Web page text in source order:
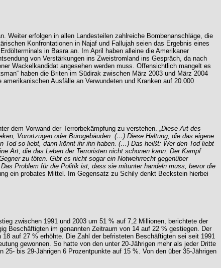
Weiter erfolgen in allen Landesteilen zahlreiche Bombenanschläge, die
Konfrontationen in Najaf und Fallujah seien das Ergebnis eines
in Basra an. Im April haben alleine die Amerikaner
von Verstärkungen ins Zweistromland ins Gespräch, da nach
Wackelkandidat angesehen werden muss. Offensichtlich mangelt es
haben die Briten im Südirak zwischen März 2003 und März 2004
Ausfälle an Verwundeten und Kranken auf 20.000
dem Vorwand der Terrorbekämpfung zu verstehen. „Diese Art des
Vorortzügen oder Bürogebäuden. (…) Diese Haltung, die das eigene
Tod so liebt, dann könnt ihr ihn haben. (…) Das heißt: Wer den Tod liebt
Art, die das Leben der Terroristen nicht schonen kann. Der Kampf
zu töten. Gibt es nicht sogar ein Notwehrrecht gegenüber
Problem für die Politik ist, dass sie mitunter handeln muss, bevor die
ein probates Mittel. Im Gegensatz zu Schily denkt Beckstein hierbei
zwischen 1991 und 2003 um 51 % auf 7,2 Millionen, berichtete der
Beschäftigten im genannten Zeitraum von 14 auf 22 % gestiegen. Der
auf 27 % erhöhte. Die Zahl der befristeten Beschäftigten sei seit 1991
gewonnen. So hatte von den unter 20-Jährigen mehr als jeder Dritte
bis 29-Jährigen 6 Prozentpunkte auf 15 %. Von den über 35-Jährigen